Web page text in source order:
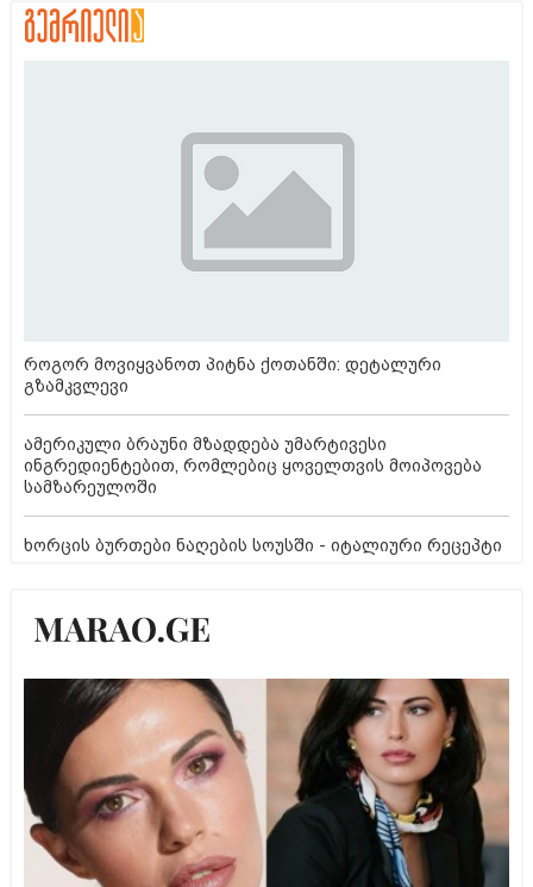
როგორ მოვიყვანოთ პიტნა ქოთანში: დეტალური
გზამკვლევი
ამერიკული ბრაუნი მზადდება უმარტივესი
ინგრედიენტებით, რომლებიც ყოველთვის მოიპოვება
სამზარეულოში
ხორცის ბურთები ნაღების სოუსში - იტალიური რეცეპტი